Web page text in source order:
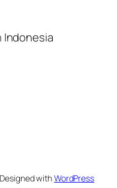
Indonesia
Designed withWordPress